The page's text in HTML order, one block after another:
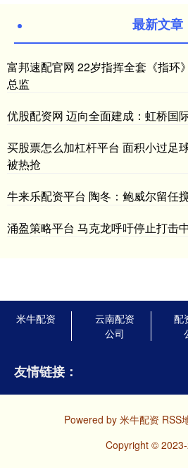
最新文章
富邦速配官网 22岁指挥全套《指环
总监
优股配资网 迈向全面建成：虹桥国
买股票怎么加杠杆平台 面积小过足
被热抢
牛来乐配资平台 陶冬：鲍威尔留任
涌盈策略平台 马克龙呼吁停止打击
米牛配资
云南配资
公司
配
友情链接：
Powered by 米牛配资 RSS
Copyright ©